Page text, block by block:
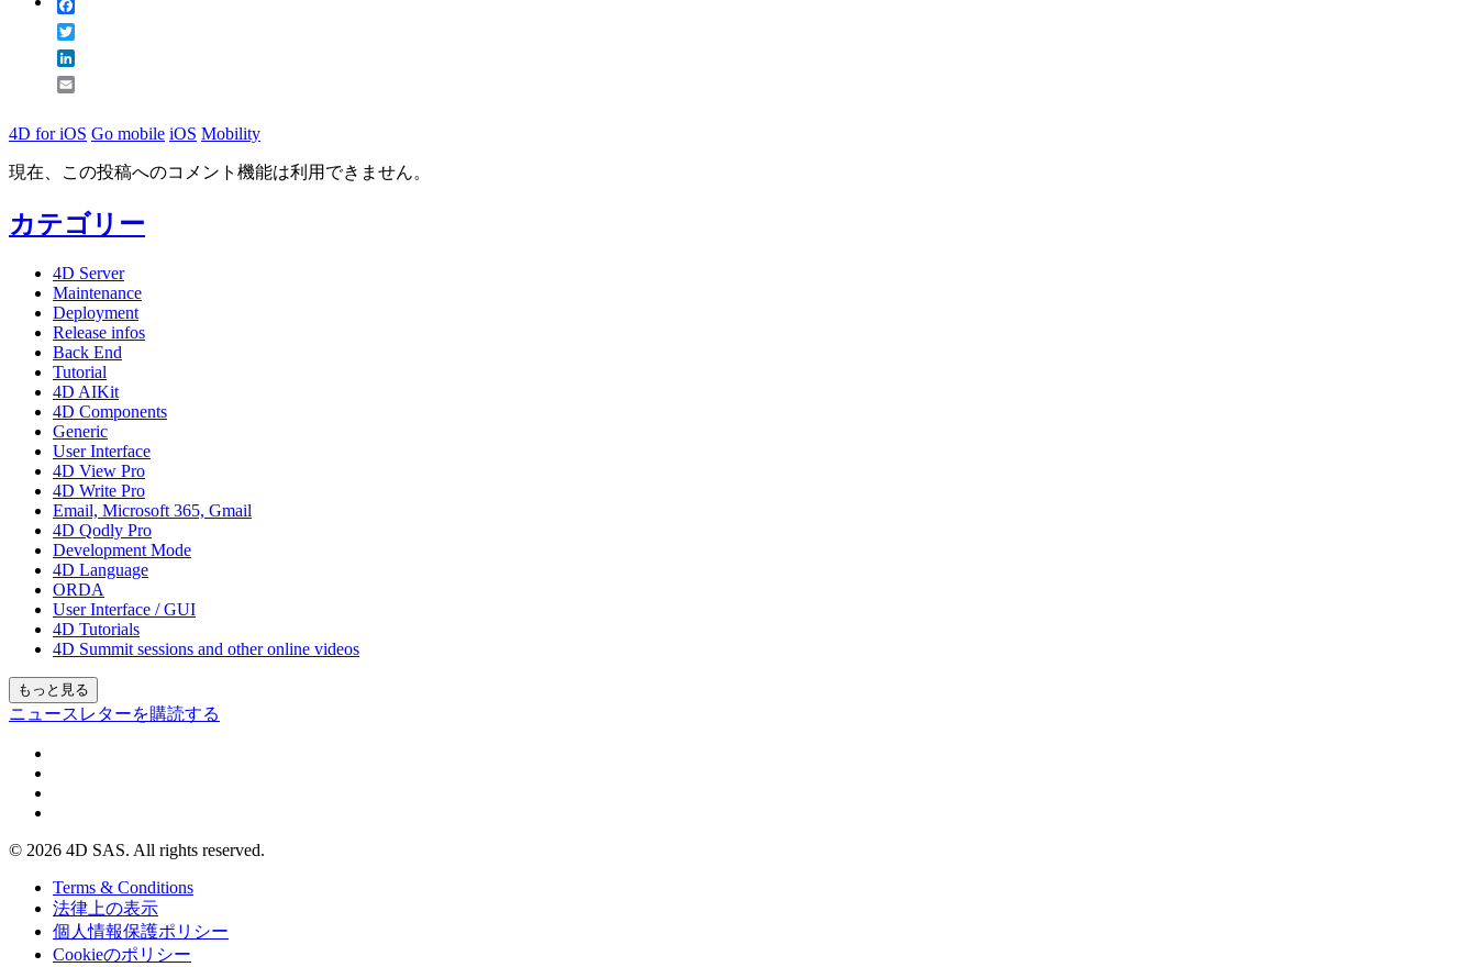
4D for iOS Go mobile iOS Mobility
現在、この投稿へのコメント機能は利用できません。
カテゴリー
4D Server
Maintenance
Deployment
Release infos
Back End
Tutorial
4D AIKit
4D Components
Generic
User Interface
4D View Pro
4D Write Pro
Email, Microsoft 365, Gmail
4D Qodly Pro
Development Mode
4D Language
ORDA
User Interface / GUI
4D Tutorials
4D Summit sessions and other online videos
もっと見る
ニュースレターを購読する
© 2026 4D SAS. All rights reserved.
Terms & Conditions
法律上の表示
個人情報保護ポリシー
Cookieのポリシー